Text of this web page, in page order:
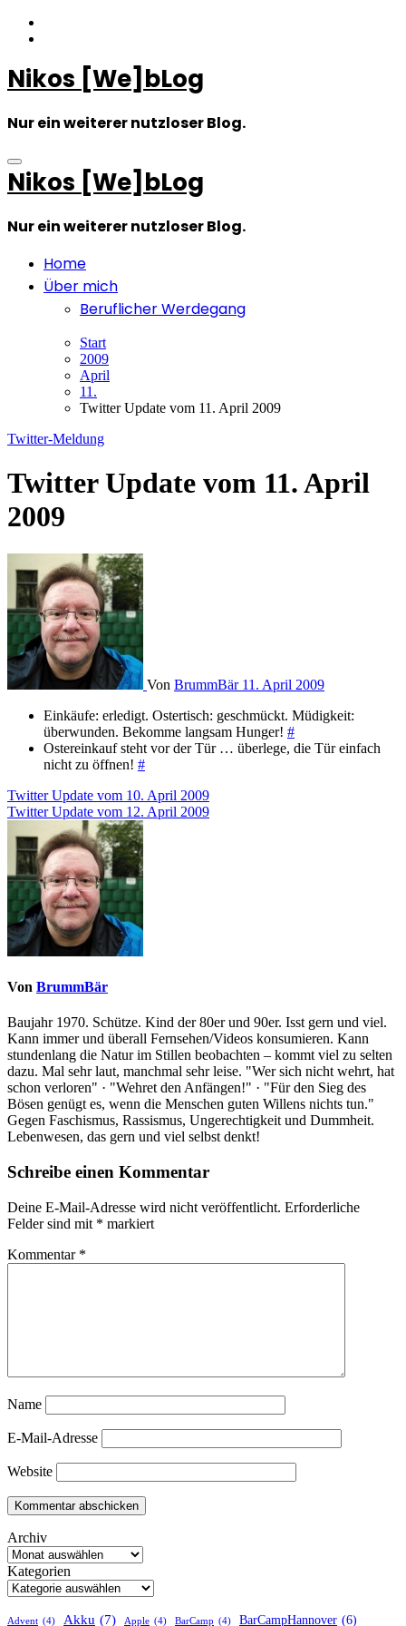
Zum
Inhalt
Nikos [We]bLog
Nur ein weiterer nutzloser Blog.
Nikos [We]bLog
Nur ein weiterer nutzloser Blog.
Home
Über mich
Beruflicher Werdegang
Start
2009
April
11.
Twitter Update vom 11. April 2009
Twitter-Meldung
Twitter Update vom 11. April
2009
Von BrummBär 11. April 2009
Einkäufe: erledigt. Ostertisch: geschmückt. Müdigkeit:
überwunden. Bekomme langsam Hunger! #
Ostereinkauf steht vor der Tür … überlege, die Tür einfach
nicht zu öffnen! #
Beitragsnavigation
Twitter Update vom 10. April 2009
Twitter Update vom 12. April 2009
Von BrummBär
Baujahr 1970. Schütze. Kind der 80er und 90er. Isst gern und viel.
Kann immer und überall Fernsehen/Videos konsumieren. Kann
stundenlang die Natur im Stillen beobachten – kommt viel zu selten
dazu. Mal sehr laut, manchmal sehr leise. "Wer sich nicht wehrt, hat
schon verloren" · "Wehret den Anfängen!" · "Für den Sieg des
Bösen genügt es, wenn die Menschen guten Willens nichts tun."
Gegen Faschismus, Rassismus, Ungerechtigkeit und Dummheit.
Lebenwesen, das gern und viel selbst denkt!
Schreibe einen Kommentar
Deine E-Mail-Adresse wird nicht veröffentlicht. Erforderliche
Felder sind mit * markiert
Kommentar *
Name
E-Mail-Adresse
Website
Archiv
Kategorien
Advent (4) Akku (7) Apple (4) BarCamp (4) BarCampHannover (6)